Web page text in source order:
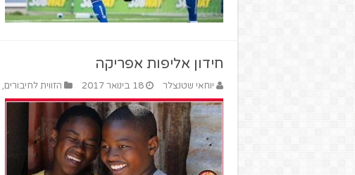
חידון אליפות אפריקה
יוחאי שטנצלר 18 בינואר 2017 הזווית לחיבורים,